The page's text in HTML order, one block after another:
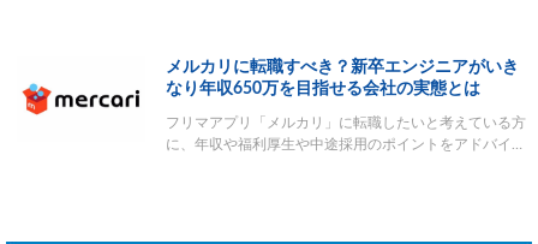
メルカリに転職すべき？新卒エンジニアがいき
なり年収650万を目指せる会社の実態とは
フリマアプリ「メルカリ」に転職したいと考えている方
に、年収や福利厚生や中途採用のポイントをアドバイ…